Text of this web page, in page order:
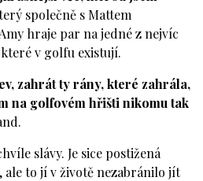
společně s Mattem
hraje par na jedné z nejvíc
v golfu existují.
zahrát ty rány, které zahrála,
na golfovém hřišti nikomu tak
slávy. Je sice postižená
ale to jí v životě nezabránilo jít